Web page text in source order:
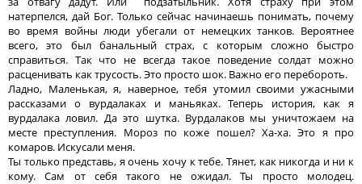
натерпелся, дай Бог. Только сейчас начинаешь понимать, почему
во время войны люди убегали от немецких танков. Вероятнее
всего, это был банальный страх, с которым сложно быстро
справиться. Так что не всегда такое поведение солдат можно
расценивать как трусость. Это просто шок. Важно его перебороть.
Ладно, Маленькая, я, наверное, тебя утомил своими ужасными
рассказами о вурдалаках и маньяках. Теперь история, как я
вурдалака ловил. Да это шутка. Вурдалаков мы уничтожаем на
месте преступления. Мороз по коже пошел? Ха-ха. Это я про
комаров. Искусали меня.
Ты только представь, я очень хочу к тебе. Тянет, как никогда и ни к
кому. Сам от себя такого не ожидал. Ты просто молодец.